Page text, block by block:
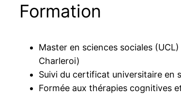
Formation
Master en sciences sociales
Charleroi)
Suivi du certificat universitaire en
Formée aux thérapies cognitives